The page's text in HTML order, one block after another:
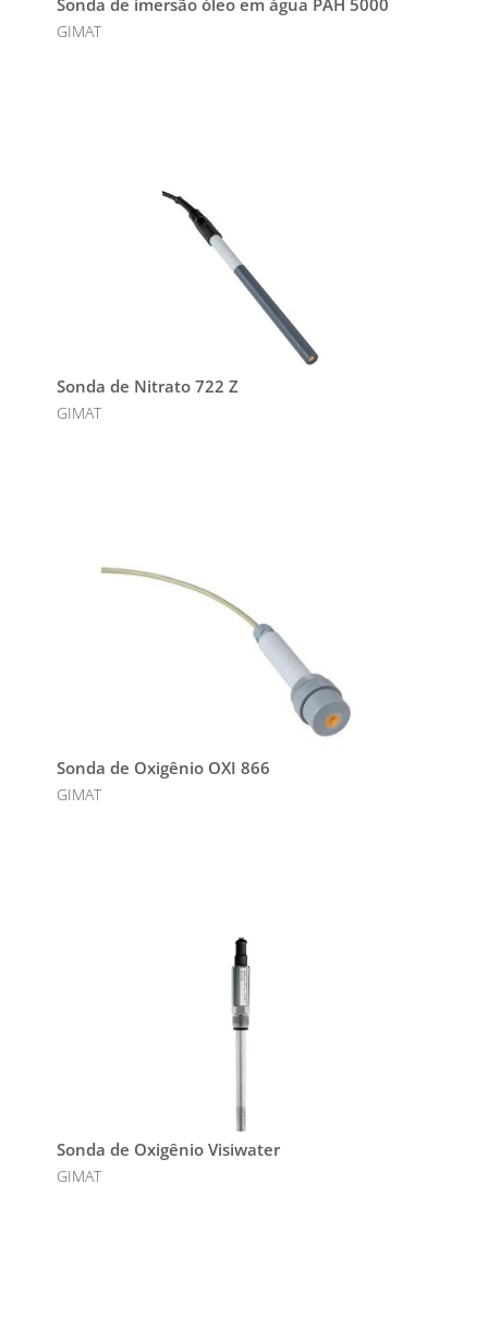
Sonda de imersão óleo em água PAH 5000
GIMAT
Sonda de Nitrato 722 Z
GIMAT
Sonda de Oxigênio OXI 866
GIMAT
Sonda de Oxigênio Visiwater
GIMAT